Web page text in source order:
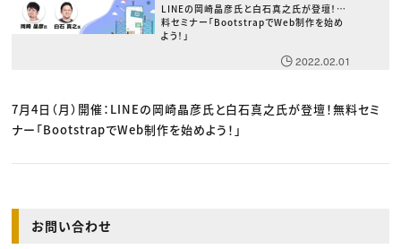
LINEの岡崎晶彦氏と白石真之氏が登壇！無
料セミナー「BootstrapでWeb制作を始め
よう！」
2022.02.01
7月4日（月）開催：LINEの岡崎晶彦氏と白石真之氏が登壇！無料セミ
ナー「BootstrapでWeb制作を始めよう！」
お問い合わせ